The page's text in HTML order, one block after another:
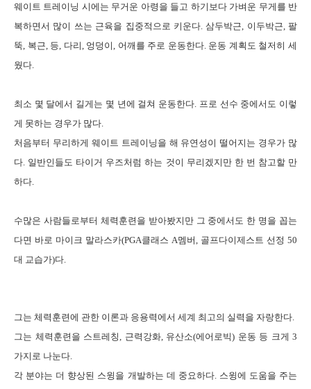
웨이트 트레이닝 시에는 무거운 아령을 들고 하기보다 가벼운 무게를 반
복하면서 많이 쓰는 근육을 집중적으로 키운다.삼두박근, 이두박근, 팔
뚝, 복근, 등, 다리, 엉덩이, 어깨를 주로 운동한다. 운동 계획도 철저히 세
웠다.
최소 몇 달에서 길게는 몇 년에 걸쳐 운동한다. 프로 선수 중에서도 이렇
게 못하는 경우가 많다.
처음부터 무리하게 웨이트 트레이닝을 해 유연성이 떨어지는 경우가 많
다. 일반인들도 타이거 우즈처럼 하는 것이 무리겠지만 한 번 참고할 만
하다.
수많은 사람들로부터 체력훈련을 받아봤지만 그 중에서도 한 명을 꼽는
다면 바로 마이크 말라스카(PGA클래스 A멤버, 골프다이제스트 선정 50
대 교습가)다.
그는 체력훈련에 관한 이론과 응용력에서 세계 최고의 실력을 자랑한다.
그는 체력훈련을 스트레칭, 근력강화, 유산소(에어로빅) 운동 등 크게 3
가지로 나눈다.
각 분야는 더 향상된 스윙을 개발하는 데 중요하다. 스윙에 도움을 주는